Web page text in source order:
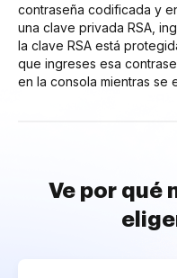
contraseña codificada y
una clave privada RSA,
la clave RSA está
que ingreses esa
en la consola mientras se
Ve por qué